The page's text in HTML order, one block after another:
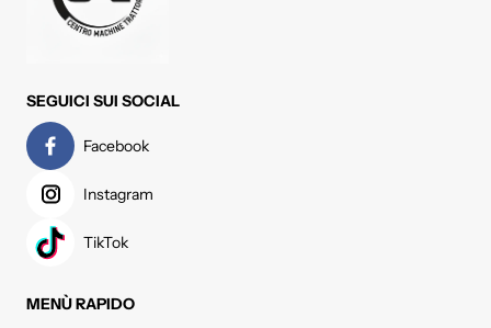
SEGUICI SUI SOCIAL
Facebook
Instagram
TikTok
MENÙ RAPIDO